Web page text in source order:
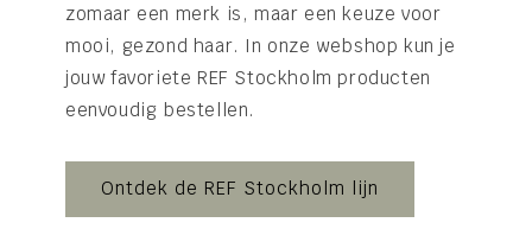
zomaar een merk is, maar een keuze voor
mooi, gezond haar. In onze webshop kun je
jouw favoriete REF Stockholm producten
eenvoudig bestellen.
Ontdek de REF Stockholm lijn